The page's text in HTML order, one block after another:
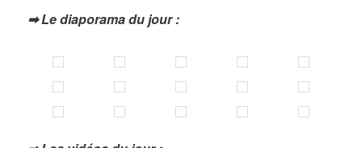
➡ Le diaporama du jour :